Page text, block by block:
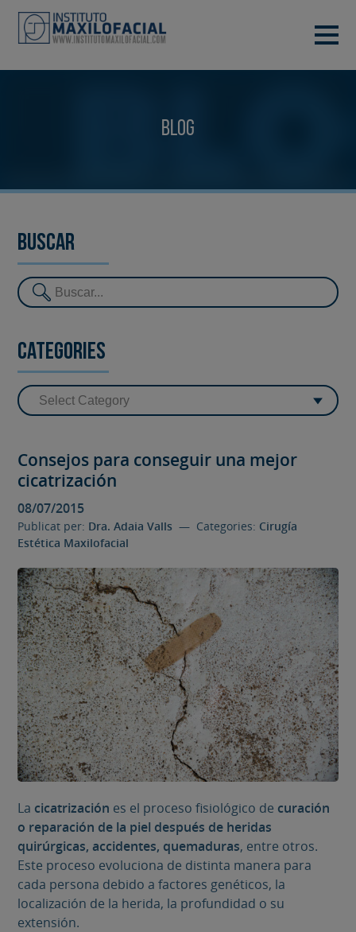
Blog
Buscar
Categories
Consejos para conseguir una mejor
cicatrización
08/07/2015
Publicat per: Dra. Adaia Valls — Categories: Cirugía
Estética Maxilofacial
La cicatrización es el proceso fisiológico de curación
o reparación de la piel después de heridas
quirúrgicas, accidentes, quemaduras, entre otros.
Este proceso evoluciona de distinta manera para
cada persona debido a factores genéticos, la
localización de la herida, la profundidad o su
extensión.